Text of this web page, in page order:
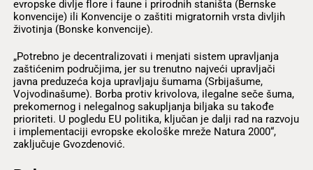
evropske divlje flore i faune i prirodnih staništa (Bernske
konvencije) ili Konvencije o zaštiti migratornih vrsta divljih
životinja (Bonske konvencije).
„Potrebno je decentralizovati i menjati sistem upravljanja
zaštićenim područjima, jer su trenutno najveći upravljači
javna preduzeća koja upravljaju šumama (Srbijašume,
Vojvodinašume). Borba protiv krivolova, ilegalne seče šuma,
prekomernog i nelegalnog sakupljanja biljaka su takođe
prioriteti. U pogledu EU politika, ključan je dalji rad na razvoju
i implementaciji evropske ekološke mreže Natura 2000“,
zaključuje Gvozdenović.